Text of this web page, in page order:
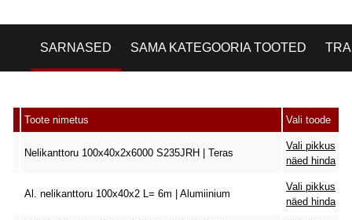
SARNASED SAMA KATEGOORIA TOOTED
Toote nimetus Vali toode
Nelikanttoru 100x40x2x6000 S235JRH | Teras
Vali pikkus
näed hinda
Al. nelikanttoru 100x40x2 L= 6m | Alumiinium
Vali pikkus
näed hinda